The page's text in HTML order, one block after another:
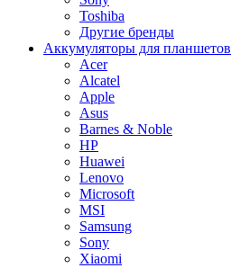
Toshiba
Другие бренды
Аккумуляторы для планшетов
Acer
Alcatel
Apple
Asus
Barnes & Noble
HP
Huawei
Lenovo
Microsoft
MSI
Samsung
Sony
Xiaomi